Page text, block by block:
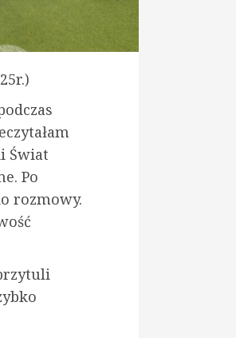
Świat
Po
rozmowy.